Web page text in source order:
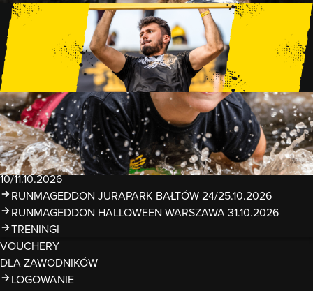
TRENINGI
WYDARZENIA
RUNMAGEDDON LUBLIN ZALEW ZEMBORZYCKI
22/23.08.2026
RUNMAGEDDON ERGO ARENA GDAŃSK/SOPOT
12/13.09.2026
RUNMAGEDDON KIDS: DEMO WARSZAWA 24/26.09.2026
RUNMAGEDDON WROCŁAW KOPALNIA ROLANTOWICE
26/27.09.2026
RUNMAGEDDON WARSZAWA TWIERDZA MODLIN
10/11.10.2026
RUNMAGEDDON JURAPARK BAŁTÓW 24/25.10.2026
RUNMAGEDDON HALLOWEEN WARSZAWA 31.10.2026
TRENINGI
VOUCHERY
DLA ZAWODNIKÓW
LOGOWANIE